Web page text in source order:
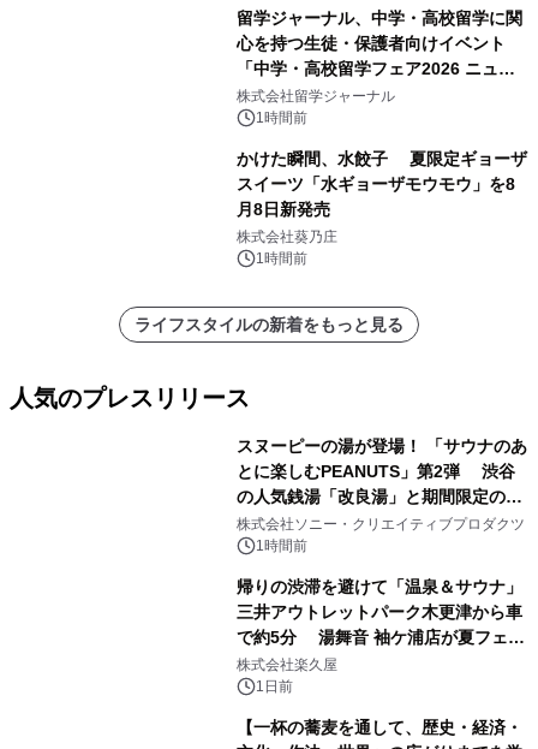
留学ジャーナル、中学・高校留学に関
心を持つ生徒・保護者向けイベント
「中学・高校留学フェア2026 ニュー
ジーランド＆オーストラリア」を
9/12(土)に開催
株式会社留学ジャーナル
1時間前
かけた瞬間、水餃子 夏限定ギョーザ
スイーツ「水ギョーザモウモウ」を8
月8日新発売
株式会社葵乃庄
1時間前
ライフスタイルの新着をもっと見る
人気のプレスリリース
スヌーピーの湯が登場！ 「サウナのあ
とに楽しむPEANUTS」第2弾 渋谷
の人気銭湯「改良湯」と期間限定のコ
ラボレーション サウナイキタイコラ
ボグッズも発売決定！
株式会社ソニー・クリエイティブプロダクツ
1時間前
帰りの渋滞を避けて「温泉＆サウナ」
三井アウトレットパーク木更津から車
で約5分 湯舞音 袖ケ浦店が夏フェア
メニューを提供
株式会社楽久屋
1日前
【一杯の蕎麦を通して、歴史・経済・